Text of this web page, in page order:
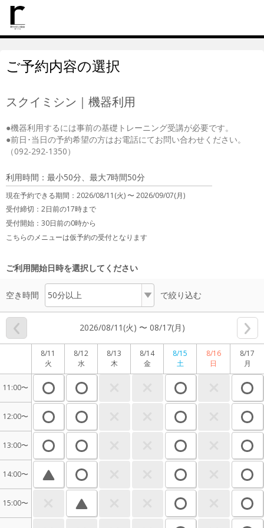
ご予約内容の選択
スクイミシン｜機器利用
●機器利用するには事前の基礎トレーニング受講が必要です。
●前日･当日の予約希望の方はお電話にてお問い合わせください。
（092-292-1350）
利用時間：最小50分、最大7時間50分
現在予約できる期間： 2026/08/11(火) 〜2026/09/07(月)
受付締切： 2日前の17時まで
受付開始： 30日前の0時から
こちらのメニューは仮予約の受付となります
ご利用開始日時を選択してください
空き時間 で絞り込む
2026/08/11(火) 〜 08/17(月)
8/11
火
8/12
水
8/13
木
8/14
金
8/15
土
8/16
日
8/17
月
11:00〜
12:00〜
13:00〜
14:00〜
15:00〜